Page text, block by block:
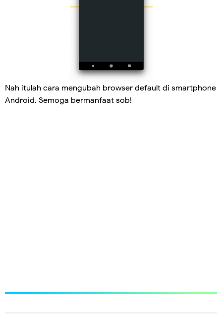
Nah itulah cara mengubah browser default di smartphone
Android. Semoga bermanfaat sob!